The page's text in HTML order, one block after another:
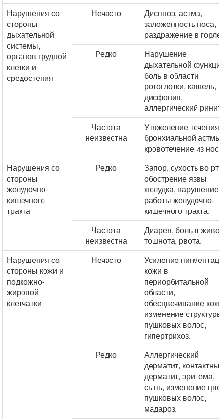
Нарушения со
стороны
дыхательной
системы,
органов грудной
клетки и
средостения
Нечасто
Диспноэ, астма,
заложенность носа,
раздражение в
Редко
Нарушение
дыхательной
боль в области
ротоглотки, кашель,
дисфония,
аллергический
Частота
неизвестна
Утяжеление течения
бронхиальной
кровотечение из
Нарушения со
стороны
желудочно-
кишечного
тракта
Редко
Запор, сухость во
обострение язвы
желудка, нарушение
работы желудочно-
кишечного тракта.
Частота
неизвестна
Диарея, боль в
тошнота, рвота.
Нарушения со
стороны кожи и
подкожно-
жировой
клетчатки
Нечасто
Усиление
кожи в
периорбитальной
области,
обесцвечивание
изменение
пушковых волос,
гипертрихоз.
Редко
Аллергический
дерматит,
дерматит, эритема,
сыпь, изменение
пушковых волос,
мадароз.